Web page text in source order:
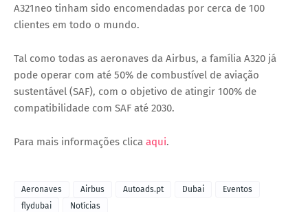
A321neo tinham sido encomendadas por cerca de 100
clientes em todo o mundo.
Tal como todas as aeronaves da Airbus, a família A320 já
pode operar com até 50% de combustível de aviação
sustentável (SAF), com o objetivo de atingir 100% de
compatibilidade com SAF até 2030.
Para mais informações clica aqui.
Aeronaves Airbus Autoads.pt Dubai
Eventos
flydubai
Notícias